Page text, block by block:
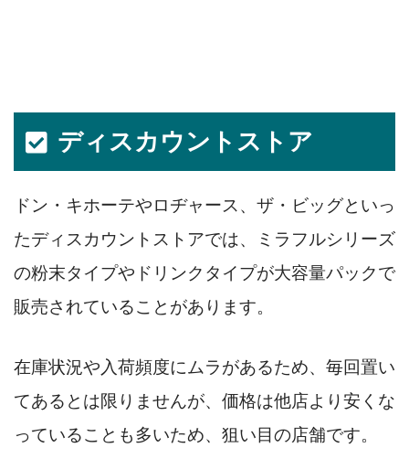
ディスカウントストア
ドン・キホーテやロヂャース、ザ・ビッグといっ
たディスカウントストアでは、ミラフルシリーズ
の粉末タイプやドリンクタイプが大容量パックで
販売されていることがあります。
在庫状況や入荷頻度にムラがあるため、毎回置い
てあるとは限りませんが、価格は他店より安くな
っていることも多いため、狙い目の店舗です。